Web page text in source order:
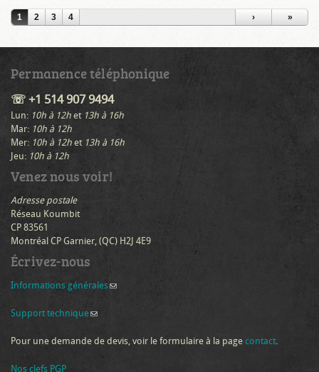
1 2 3 4 › »
Permanence téléphonique
☏ +1 514 907 9494
Lun: 10h à 12h et 13h à 16h
Mar: 10h à 12h
Mer: 10h à 12h et 13h à 16h
Jeu: 10h à 12h
Venez nous voir!
Adresse postale
Réseau Koumbit
CP 83561
Montréal CP Garnier, (QC) H2J 4E9
Écrivez-nous
Informations générales(link sends e-mail)
Support technique(link sends e-mail)
Pour une demande de devis, voir le formulaire à la page contact.
Nos clefs PGP